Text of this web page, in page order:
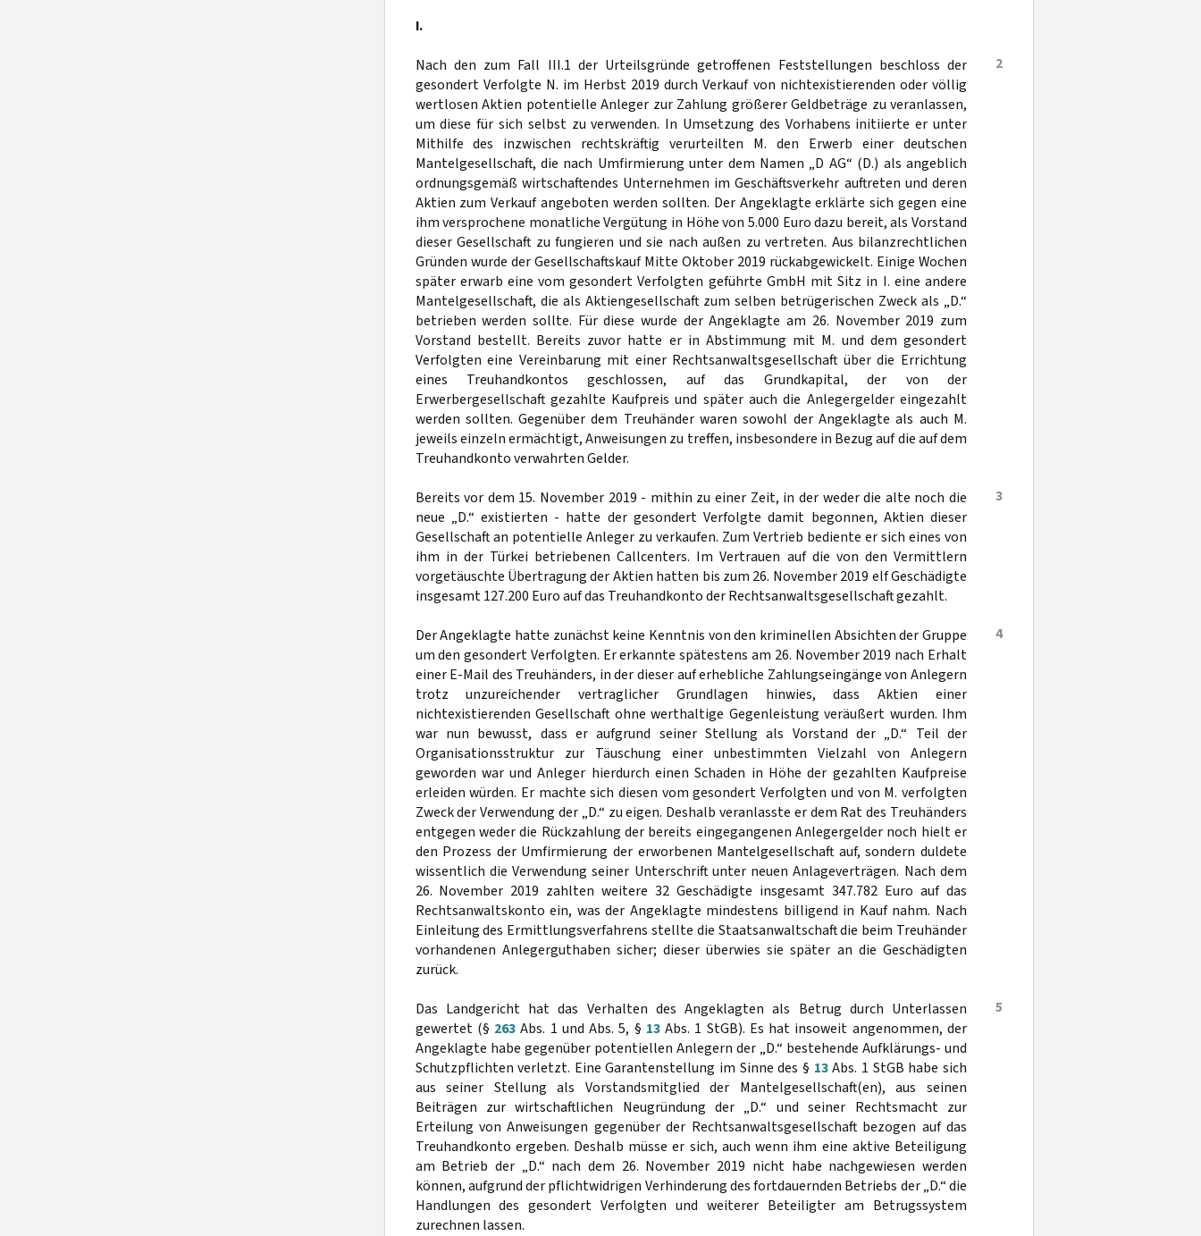
I.
2
Nach den zum Fall III.1 der Urteilsgründe getroffenen Feststellungen beschloss der
gesondert Verfolgte N. im Herbst 2019 durch Verkauf von nichtexistierenden oder völlig
wertlosen Aktien potentielle Anleger zur Zahlung größerer Geldbeträge zu veranlassen,
um diese für sich selbst zu verwenden. In Umsetzung des Vorhabens initiierte er unter
Mithilfe des inzwischen rechtskräftig verurteilten M. den Erwerb einer deutschen
Mantelgesellschaft, die nach Umfirmierung unter dem Namen „D AG“ (D.) als angeblich
ordnungsgemäß wirtschaftendes Unternehmen im Geschäftsverkehr auftreten und deren
Aktien zum Verkauf angeboten werden sollten. Der Angeklagte erklärte sich gegen eine
ihm versprochene monatliche Vergütung in Höhe von 5.000 Euro dazu bereit, als Vorstand
dieser Gesellschaft zu fungieren und sie nach außen zu vertreten. Aus bilanzrechtlichen
Gründen wurde der Gesellschaftskauf Mitte Oktober 2019 rückabgewickelt. Einige Wochen
später erwarb eine vom gesondert Verfolgten geführte GmbH mit Sitz in I. eine andere
Mantelgesellschaft, die als Aktiengesellschaft zum selben betrügerischen Zweck als „D.“
betrieben werden sollte. Für diese wurde der Angeklagte am 26. November 2019 zum
Vorstand bestellt. Bereits zuvor hatte er in Abstimmung mit M. und dem gesondert
Verfolgten eine Vereinbarung mit einer Rechtsanwaltsgesellschaft über die Errichtung
eines Treuhandkontos geschlossen, auf das Grundkapital, der von der
Erwerbergesellschaft gezahlte Kaufpreis und später auch die Anlegergelder eingezahlt
werden sollten. Gegenüber dem Treuhänder waren sowohl der Angeklagte als auch M.
jeweils einzeln ermächtigt, Anweisungen zu treffen, insbesondere in Bezug auf die auf dem
Treuhandkonto verwahrten Gelder.
3
Bereits vor dem 15. November 2019 - mithin zu einer Zeit, in der weder die alte noch die
neue „D.“ existierten - hatte der gesondert Verfolgte damit begonnen, Aktien dieser
Gesellschaft an potentielle Anleger zu verkaufen. Zum Vertrieb bediente er sich eines von
ihm in der Türkei betriebenen Callcenters. Im Vertrauen auf die von den Vermittlern
vorgetäuschte Übertragung der Aktien hatten bis zum 26. November 2019 elf Geschädigte
insgesamt 127.200 Euro auf das Treuhandkonto der Rechtsanwaltsgesellschaft gezahlt.
4
Der Angeklagte hatte zunächst keine Kenntnis von den kriminellen Absichten der Gruppe
um den gesondert Verfolgten. Er erkannte spätestens am 26. November 2019 nach Erhalt
einer E-Mail des Treuhänders, in der dieser auf erhebliche Zahlungseingänge von Anlegern
trotz unzureichender vertraglicher Grundlagen hinwies, dass Aktien einer
nichtexistierenden Gesellschaft ohne werthaltige Gegenleistung veräußert wurden. Ihm
war nun bewusst, dass er aufgrund seiner Stellung als Vorstand der „D.“ Teil der
Organisationsstruktur zur Täuschung einer unbestimmten Vielzahl von Anlegern
geworden war und Anleger hierdurch einen Schaden in Höhe der gezahlten Kaufpreise
erleiden würden. Er machte sich diesen vom gesondert Verfolgten und von M. verfolgten
Zweck der Verwendung der „D.“ zu eigen. Deshalb veranlasste er dem Rat des Treuhänders
entgegen weder die Rückzahlung der bereits eingegangenen Anlegergelder noch hielt er
den Prozess der Umfirmierung der erworbenen Mantelgesellschaft auf, sondern duldete
wissentlich die Verwendung seiner Unterschrift unter neuen Anlageverträgen. Nach dem
26. November 2019 zahlten weitere 32 Geschädigte insgesamt 347.782 Euro auf das
Rechtsanwaltskonto ein, was der Angeklagte mindestens billigend in Kauf nahm. Nach
Einleitung des Ermittlungsverfahrens stellte die Staatsanwaltschaft die beim Treuhänder
vorhandenen Anlegerguthaben sicher; dieser überwies sie später an die Geschädigten
zurück.
5
Das Landgericht hat das Verhalten des Angeklagten als Betrug durch Unterlassen
gewertet (§ 263 Abs. 1 und Abs. 5, § 13Abs. 1 StGB). Es hat insoweit angenommen, der
Angeklagte habe gegenüber potentiellen Anlegern der „D.“ bestehende Aufklärungs- und
Schutzpflichten verletzt. Eine Garantenstellung im Sinne des § 13Abs. 1 StGB habe sich
aus seiner Stellung als Vorstandsmitglied der Mantelgesellschaft(en), aus seinen
Beiträgen zur wirtschaftlichen Neugründung der „D.“ und seiner Rechtsmacht zur
Erteilung von Anweisungen gegenüber der Rechtsanwaltsgesellschaft bezogen auf das
Treuhandkonto ergeben. Deshalb müsse er sich, auch wenn ihm eine aktive Beteiligung
am Betrieb der „D.“ nach dem 26. November 2019 nicht habe nachgewiesen werden
können, aufgrund der pflichtwidrigen Verhinderung des fortdauernden Betriebs der „D.“ die
Handlungen des gesondert Verfolgten und weiterer Beteiligter am Betrugssystem
zurechnen lassen.